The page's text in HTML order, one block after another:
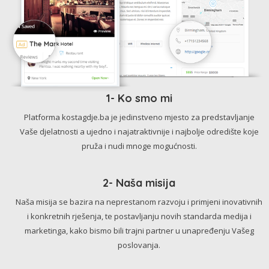
1- Ko smo mi
Platforma kostagdje.ba je jedinstveno mjesto za predstavljanje
Vaše djelatnosti a ujedno i najatraktivnije i najbolje odredište koje
pruža i nudi mnoge mogućnosti.
2- Naša misija
Naša misija se bazira na neprestanom razvoju i primjeni inovativnih
i konkretnih rješenja, te postavljanju novih standarda medija i
marketinga, kako bismo bili trajni partner u unapređenju Vašeg
poslovanja.